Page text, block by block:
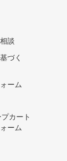
談
づく
ーム
カート
ーム